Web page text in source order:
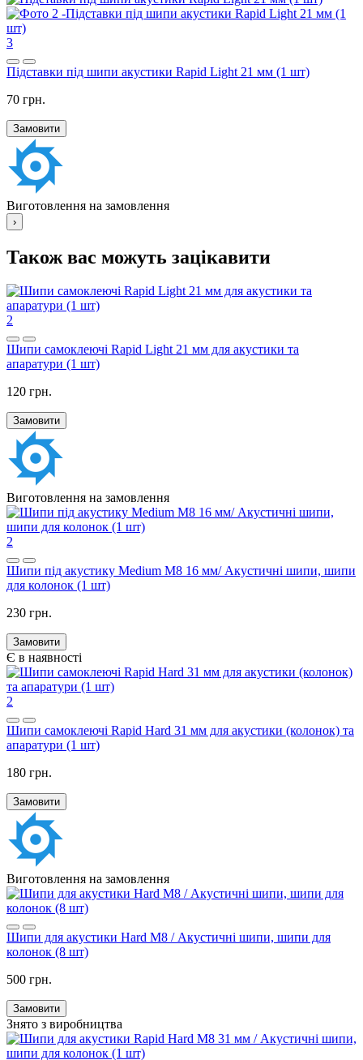
3
Підставки під шипи акустики Rapid Light 21 мм (1 шт)
70 грн.
Замовити
Виготовлення на замовлення
›
Також вас можуть зацікавити
2
Шипи самоклеючі Rapid Light 21 мм для акустики та
апаратури (1 шт)
120 грн.
Замовити
Виготовлення на замовлення
2
Шипи під акустику Medium M8 16 мм/ Акустичні шипи, шипи
для колонок (1 шт)
230 грн.
Замовити
Є в наявності
2
Шипи самоклеючі Rapid Hard 31 мм для акустики (колонок) та
апаратури (1 шт)
180 грн.
Замовити
Виготовлення на замовлення
Шипи для акустики Hard M8 / Акустичні шипи, шипи для
колонок (8 шт)
500 грн.
Замовити
Знято з виробництва